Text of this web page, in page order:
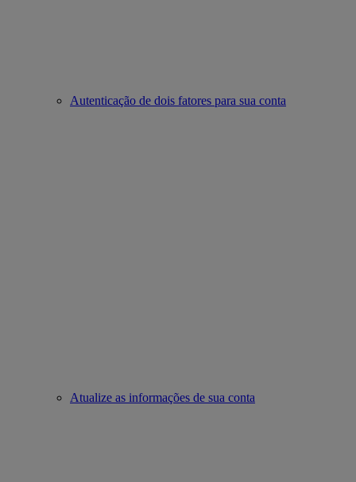
Autenticação de dois fatores para sua conta
Atualize as informações de sua conta